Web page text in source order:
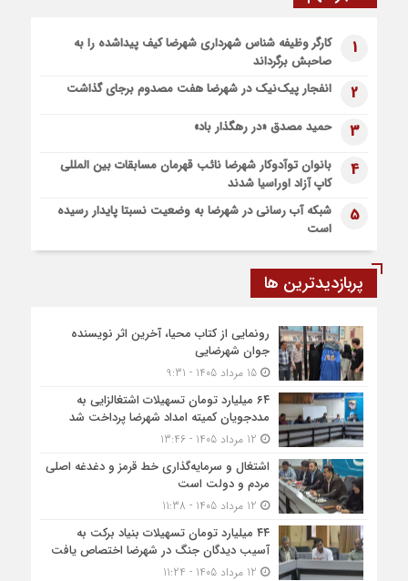
پیاده روی اربعین، ادامه نهضت حسینی است
اعزام موکب بقیه الله الاعظم (عج) از شهرضا به نجف اشرف
قطار زیارتی مشهد مقدس در مسیر شهرضا و دهاقان قرار گرفت
1
کارگر وظیفه شناس شهرداری شهرضا کیف پیداشده را به
صاحبش برگرداند
2 انفجار پیک‌نیک در شهرضا هفت مصدوم برجای گذاشت
3 حمید مصدق «در رهگذار باد»
4
بانوان توآدوکار شهرضا نائب قهرمان مسابقات بین المللی
کاپ آزاد اوراسیا شدند
5
شبکه آب رسانی در شهرضا به وضعیت نسبتا پایدار رسیده
است
پربازدیدترین ها
رونمایی از کتاب محیا، آخرین اثر نویسنده
جوان شهرضایی
15 مرداد 1405 - 9:31
۶۴ میلیارد تومان تسهیلات اشتغالزایی به
مددجویان کمیته امداد شهرضا پرداخت شد
اشتغال و سرمایه‌گذاری خط قرمز و دغدغه اصلی
مردم و دولت است
۴۴ میلیارد تومان تسهیلات بنیاد برکت به
آسیب دیدگان جنگ در شهرضا اختصاص یافت